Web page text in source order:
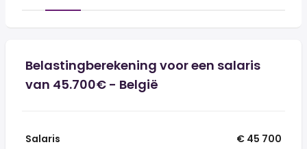
Belastingberekening voor een salaris
van 45.700€ - België
Salaris
€ 45 700